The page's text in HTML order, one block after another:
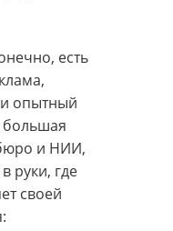
есть
опытный
большая
и НИИ,
руки, где
своей